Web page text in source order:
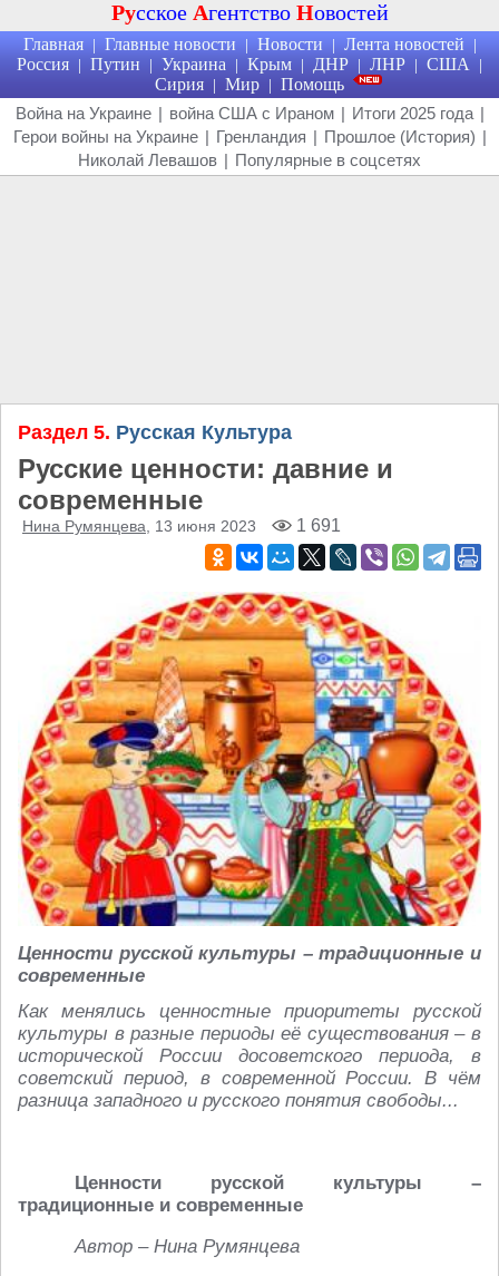
Русское Агентство Новостей
Главная | Главные новости | Новости | Лента новостей |
Россия | Путин | Украина | Крым | ДНР | ЛНР | США |
Сирия | Мир | Помощь
Война на Украине | война США с Ираном | Итоги 2025 года |
Герои войны на Украине | Гренландия | Прошлое (История) |
Николай Левашов | Популярные в соцсетях
Раздел 5. Русская Культура
Русские ценности: давние и
современные
Нина Румянцева , 13 июня 2023 1 691
Ценности русской культуры – традиционные и
современные
Как менялись ценностные приоритеты русской
культуры в разные периоды её существования – в
исторической России досоветского периода, в
советский период, в современной России. В чём
разница западного и русского понятия свободы...
Ценности русской культуры –
традиционные и современные
Автор – Нина Румянцева